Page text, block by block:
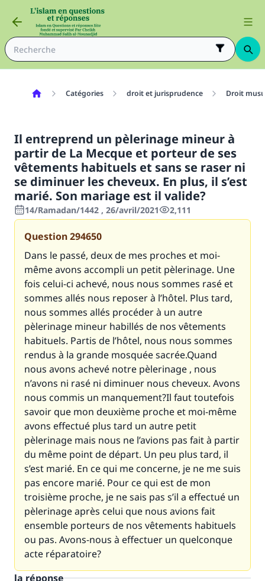
Catégories droit et jurisprudence Droit
Il entreprend un pèlerinage mineur à
partir de La Mecque et porteur de ses
vêtements habituels et sans se raser ni
se diminuer les cheveux. En plus, il s’est
marié. Son mariage est il valide?
14/Ramadan/1442 , 26/avril/2021 2,111
Question294650
Dans le passé, deux de mes proches et moi-
même avons accompli un petit pèlerinage. Une
fois celui-ci achevé, nous nous sommes rasé et
sommes allés nous reposer à l’hôtel. Plus tard,
nous sommes allés procéder à un autre
pèlerinage mineur habillés de nos vêtements
habituels. Partis de l’hôtel, nous nous sommes
rendus à la grande mosquée sacrée.Quand
nous avons achevé notre pèlerinage , nous
n’avons ni rasé ni diminuer nous cheveux. Avons
nous commis un manquement?Il faut toutefois
savoir que mon deuxième proche et moi-même
avons effectué plus tard un autre petit
pèlerinage mais nous ne l’avions pas fait à partir
du même point de départ. Un peu plus tard, il
s’est marié. En ce qui me concerne, je ne me suis
pas encore marié. Pour ce qui est de mon
troisième proche, je ne sais pas s’il a effectué un
pèlerinage après celui que nous avions fait
ensemble porteurs de nos vêtements habituels
ou pas. Avons-nous à effectuer un quelconque
acte réparatoire?
la réponse